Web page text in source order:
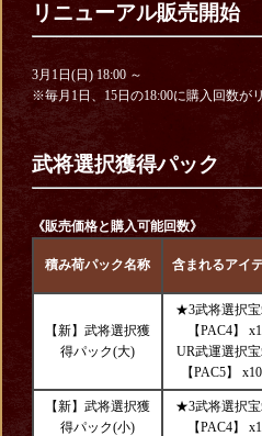
リニューアル販売開始
3月1日(日) 18:00 ～
※毎月1日、15日の18:00に購入回数が
武将選択獲得パック
《販売価格と購入可能回数》
積み荷パック名称 含まれるアイ
【新】武将選択獲
得パック(大)
★3武将選択
【PAC4】 x1
UR武運選択
【PAC5】
【新】武将選択獲
得パック(小)
★3武将選択
【PAC4】 x1